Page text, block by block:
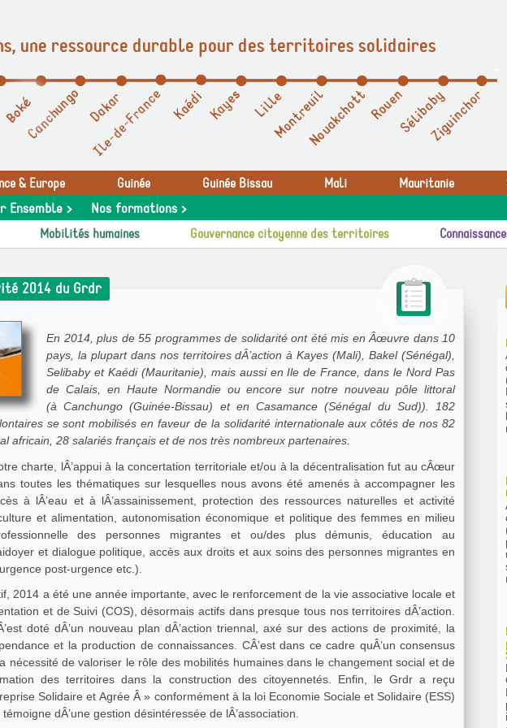
une ressource durable pour des territoires solidaires
& Europe Guinée Guinée Bissau Mali Mauritanie
Ensemble > Nos formations >
Mobilités humaines Gouvernance citoyenne des territoires
2014 du Grdr
En 2014, plus de 55 programmes de solidarité ont été mis en Âœuvre dans 10
pays, la plupart dans nos territoires dÂ’action à Kayes (Mali), Bakel (Sénégal),
Selibaby et Kaédi (Mauritanie), mais aussi en Ile de France, dans le Nord Pas
de Calais, en Haute Normandie ou encore sur notre nouveau pôle littoral
(à Canchungo (Guinée-Bissau) et en Casamance (Sénégal du Sud)). 182
se sont mobilisés en faveur de la solidarité internationale aux côtés de nos 82
africain, 28 salariés français et de nos très nombreux partenaires.
charte, lÂ’appui à la concertation territoriale et/ou à la décentralisation fut au cÂœur
toutes les thématiques sur lesquelles nous avons été amenés à accompagner les
à lÂ’eau et à lÂ’assainissement, protection des ressources naturelles et activité
et alimentation, autonomisation économique et politique des femmes en milieu
des personnes migrantes et ou/des plus démunis, éducation au
et dialogue politique, accès aux droits et aux soins des personnes migrantes en
post-urgence etc.).
2014 a été une année importante, avec le renforcement de la vie associative locale et
et de Suivi (COS), désormais actifs dans presque tous nos territoires dÂ’action.
doté dÂ’un nouveau plan dÂ’action triennal, axé sur des actions de proximité, la
et la production de connaissances. CÂ’est dans ce cadre quÂ’un consensus
nécessité de valoriser le rôle des mobilités humaines dans le changement social et de
des territoires dans la construction des citoyennetés. Enfin, le Grdr a reçu
Solidaire et Agrée Â » conformément à la loi Economie Sociale et Solidaire (ESS)
dÂ’une gestion désintéressée de lÂ’association.